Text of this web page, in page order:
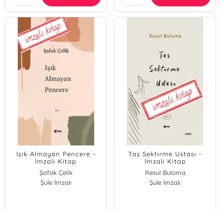
Işık Almayan Pencere -
İmzalı Kitap
Şafak Çelik
Şule İmzalı
Taş Sektirme Ustası -
İmzalı Kitap
Resul Bulama
Şule İmzalı